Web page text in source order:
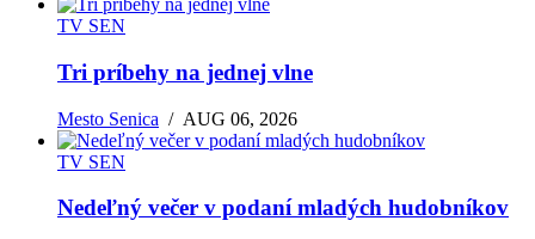
TV SEN
Tri príbehy na jednej vlne
Mesto Senica /AUG 06, 2026
TV SEN
Nedeľný večer v podaní mladých hudobníkov